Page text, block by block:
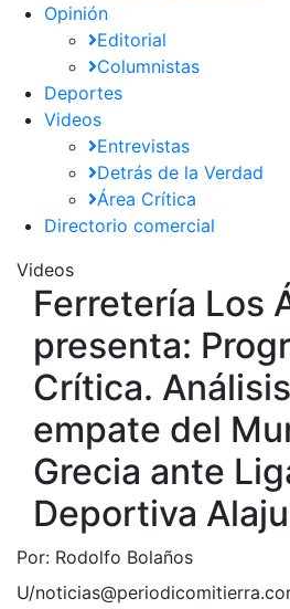
Opinión
Editorial
Columnistas
Deportes
Videos
Entrevistas
Detrás de la Verdad
Área Crítica
Directorio comercial
Videos
Ferretería Los
presenta:
Crítica.
empate del
Grecia ante
Deportiva
Por: Rodolfo Bolaños
U/